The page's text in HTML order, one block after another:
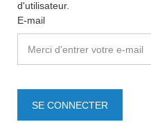
d'utilisateur.
E-mail